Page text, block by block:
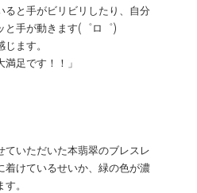
ると手がビリビリしたり、自分
と手が動きます(゜ロ゜)
ます。
足です！！」
ていただいた本翡翠のブレスレ
着けているせいか、緑の色が濃
。